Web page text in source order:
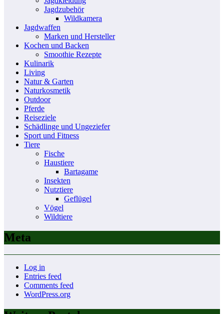
Jagdzubehör
Wildkamera
Jagdwaffen
Marken und Hersteller
Kochen und Backen
Smoothie Rezepte
Kulinarik
Living
Natur & Garten
Naturkosmetik
Outdoor
Pferde
Reiseziele
Schädlinge und Ungeziefer
Sport und Fitness
Tiere
Fische
Haustiere
Bartagame
Insekten
Nutztiere
Geflügel
Vögel
Wildtiere
Meta
Log in
Entries feed
Comments feed
WordPress.org